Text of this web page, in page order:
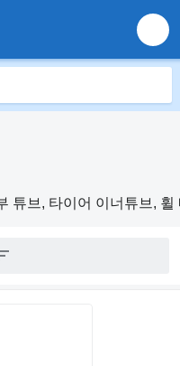
튜브, 타이어 이너튜브, 휠